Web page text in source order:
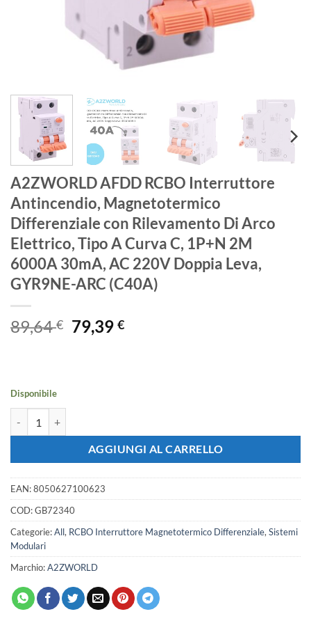
A2ZWORLD AFDD RCBO Interruttore
Antincendio, Magnetotermico
Differenziale con Rilevamento Di Arco
Elettrico, Tipo A Curva C, 1P+N 2M
6000A 30mA, AC 220V Doppia Leva,
GYR9NE-ARC (C40A)
89,64€ Il
prezzo
79,39€Il
Disponibile
AGGIUNGI AL CARRELLO
EAN:8050627100623
COD:GB72340
Categorie:All, RCBO Interruttore Magnetotermico Differenziale, Sistemi
Modulari
Marchio:A2ZWORLD